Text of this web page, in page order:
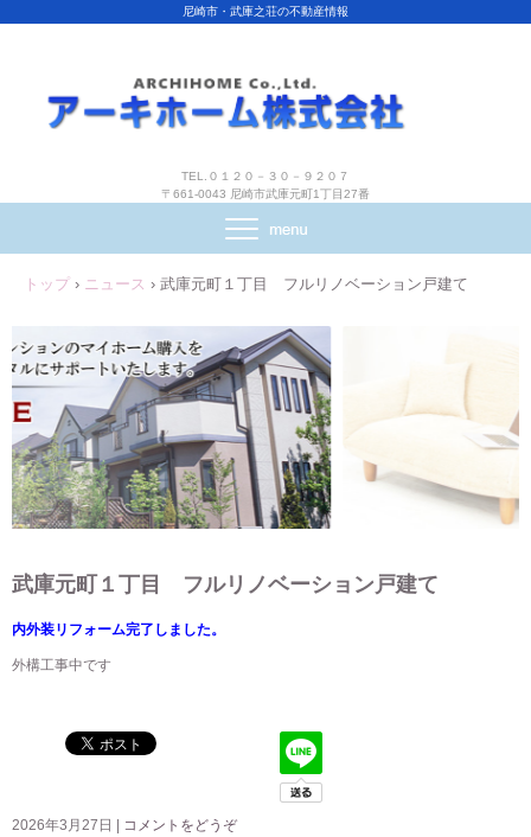
尼崎市・武庫之荘の不動産情報
TEL.０１２０－３０－９２０７
〒661-0043 尼崎市武庫元町1丁目27番
トップ › ニュース › 武庫元町１丁目 フルリノベーション戸建て
武庫元町１丁目 フルリノベーション戸建て
内外装リフォーム完了しました。
外構工事中です
2026年3月27日
コメントをどうぞ